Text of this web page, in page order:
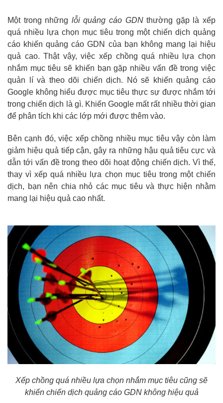
Một trong những lỗi quảng cáo GDNthường gặp là xếp
quá nhiều lựa chọn mục tiêu trong một chiến dịch quảng
cáo khiến quảng cáo GDN của bạn không mang lại hiệu
quả cao. Thật vậy, việc xếp chồng quá nhiều lựa chọn
nhắm mục tiêu sẽ khiến bạn gặp nhiều vấn đề trong việc
quản lí và theo dõi chiến dịch. Nó sẽ khiến quảng cáo
Google không hiểu được mục tiêu thực sự được nhắm tới
trong chiến dịch là gì. Khiến Google mất rất nhiều thời gian
để phân tích khi các lớp mới được thêm vào.
Bên cạnh đó, việc xếp chồng nhiều mục tiêu vậy còn làm
giảm hiệu quả tiếp cận, gây ra những hậu quả tiêu cực và
dẫn tới vấn đề trong theo dõi hoạt động chiến dịch. Vì thế,
thay vì xếp quá nhiều lựa chọn mục tiêu trong một chiến
dịch, bạn nên chia nhỏ các mục tiêu và thực hiện nhằm
mang lại hiệu quả cao nhất.
Xếp chồng quá nhiều lựa chọn nhắm mục tiêu cũng sẽ
khiến chiến dịch quảng cáo GDN không hiệu quả